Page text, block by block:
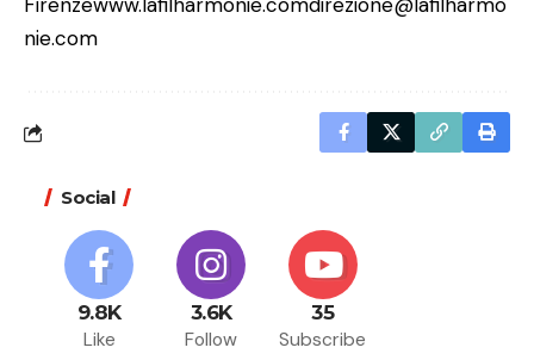
nie.com
Social
9.8K
Like
3.6K
Follow
35
Subscribe